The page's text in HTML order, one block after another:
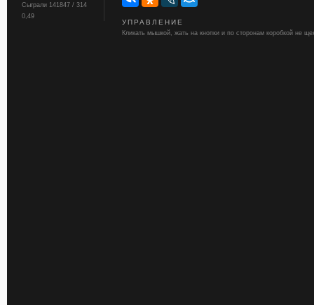
Сыграли 141847 / 314
0,49
УПРАВЛЕНИЕ
Кликать мышкой, жать на кнопки и по сторонам коробкой не